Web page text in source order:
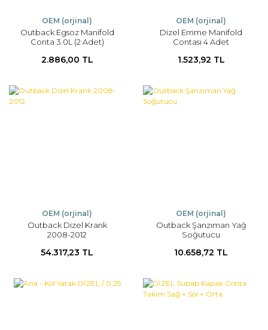
OEM (orjinal)
Outback Egsoz Manifold
Conta 3.0L (2 Adet)
2.886,00 TL
OEM (orjinal)
Dizel Emme Manifold
Contası 4 Adet
1.523,92 TL
OEM (orjinal)
Outback Dizel Krank
2008-2012
54.317,23 TL
OEM (orjinal)
Outback Şanzıman Yağ
Soğutucu
10.658,72 TL